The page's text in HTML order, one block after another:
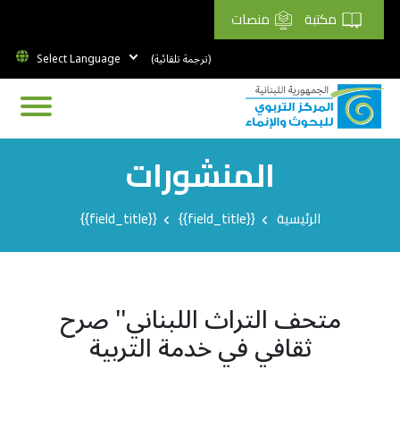
مكتبة منصات
(ترجمة تلقائية)
المنشورات
Breadcrumb
الرئيسية {{field_title}}
{{field_title}}
متحف التراث اللبناني'' صرح
ثقافي في خدمة التربية